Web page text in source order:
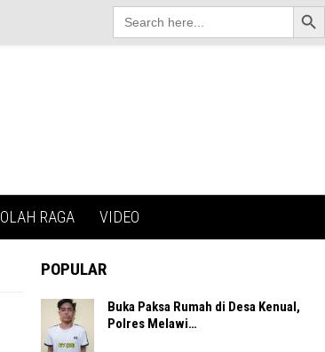
Search
for:
Search Button
OLAH RAGA VIDEO
POPULAR
Buka Paksa Rumah di Desa Kenual,
Polres Melawi…